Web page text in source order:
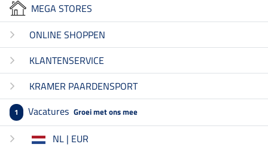
MEGA STORES
ONLINE SHOPPEN
KLANTENSERVICE
KRAMER PAARDENSPORT
1 Vacatures Groei met ons mee
NL | EUR